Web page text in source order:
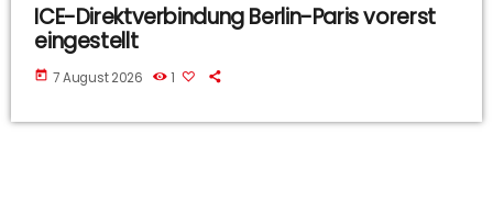
ICE-Direktverbindung Berlin-Paris vorerst
eingestellt
today 7 August 2026 1